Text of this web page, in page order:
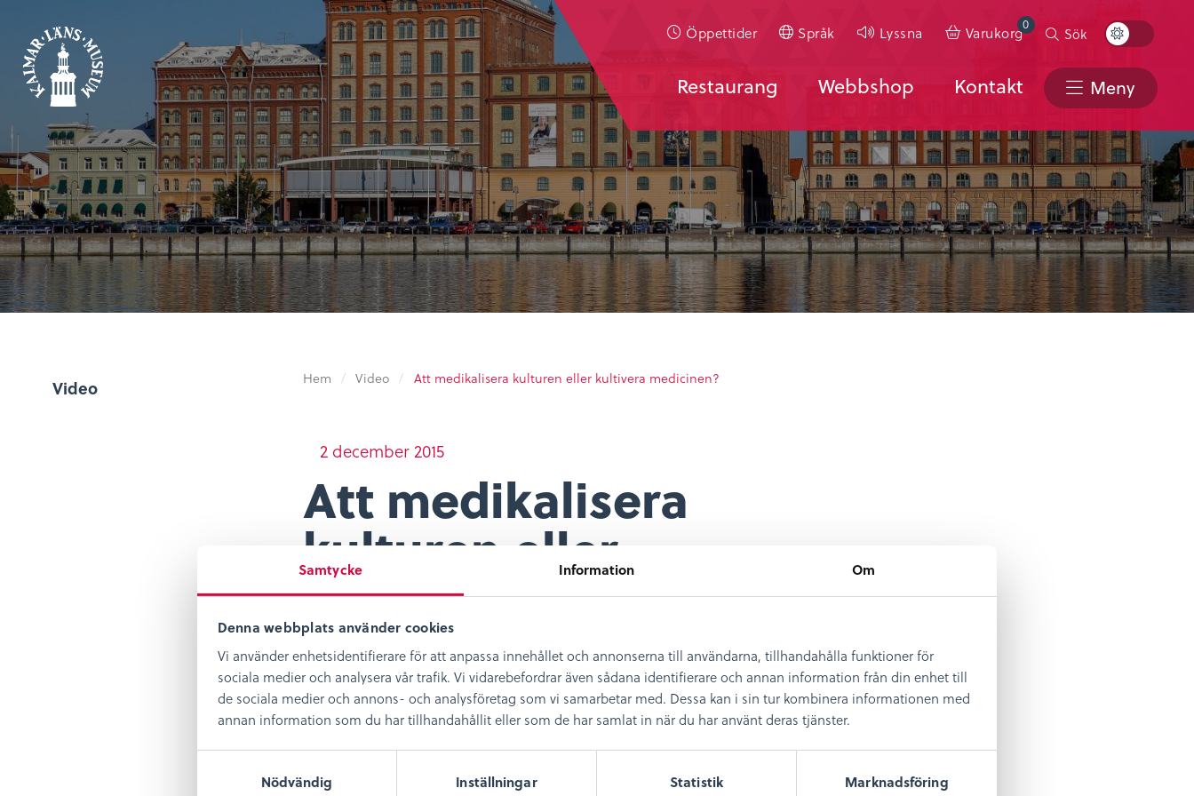
Samtycke Information Om
Denna webbplats använder cookies
Vi använder enhetsidentifierare för att anpassa innehållet och annonserna till användarna, tillhandahålla funktioner för
sociala medier och analysera vår trafik. Vi vidarebefordrar även sådana identifierare och annan information från din enhet till
de sociala medier och annons- och analysföretag som vi samarbetar med. Dessa kan i sin tur kombinera informationen med
annan information som du har tillhandahållit eller som de har samlat in när du har använt deras tjänster.
Nödvändig Inställningar Statistik Marknadsföring
Öppettider Språk Lyssna Varukorg0
Sök
Toggle
Color
Scheme
Restaurang Webbshop Kontakt Meny
Video Hem / Video / Att medikalisera kulturen eller kultivera medicinen?
2 december 2015
Att medikalisera
kulturen eller
kultivera medicinen?
Dela:
Dela
på
facebook
Dela
på
twitter
Dela
på
linkedin
Dela
på
pinterest